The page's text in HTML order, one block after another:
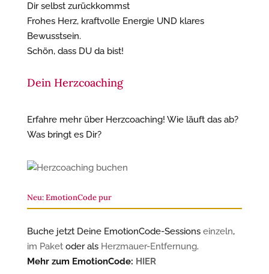
Dir selbst zurückkommst
Frohes Herz, kraftvolle Energie UND klares
Bewusstsein.
Schön, dass DU da bist!
Dein Herzcoaching
Erfahre mehr über Herzcoaching! Wie läuft das ab?
Was bringt es Dir?
Neu: EmotionCode pur
Buche jetzt Deine EmotionCode-Sessions einzeln,
im Paketoder als Herzmauer-Entfernung.
Mehr zum EmotionCode: HIER